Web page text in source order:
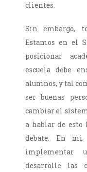
clientes.
Sin embargo,
Estamos en el
posicionar
escuela debe
alumnos, y tal
ser buenas
cambiar el
a hablar de esto
debate. En mi
implementar
desarrolle las